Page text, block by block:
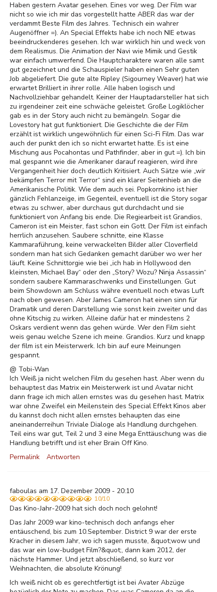
Haben gestern Avatar gesehen. Eines vor weg. Der Film war
nicht so wie ich mir das vorgestellt hatte ABER das war der
verdammt Beste Film des Jahres. Technisch ein wahrer
Augenöffner =). An Special Effekts habe ich noch NIE etwas
beeindruckenderes gesehen. Ich war wirklich hin und weck von
dem Realismus. Die Animation der Navi wie Mimik und Gestik
war einfach umwerfend. Die Hauptcharaktere waren alle samt
gut gezeichnet und die Schauspieler haben einen Sehr guten
Job abgeliefert. Die gute alte Ripley (Sigourney Weaver) hat wie
erwartet Brilliert in ihrer rolle. Alle haben logisch und
Nachvollziehbar gehandelt. Keiner der Hauptadarsteller hat sich
zu irgendeiner zeit eine schwäche geleistet. Große Logiklöcher
gab es in der Story auch nicht zu bemängeln. Sogar die
Lovestory hat gut funktioniert. Die Geschichte die der Film
erzählt ist wirklich ungewöhnlich für einen Sci-Fi Film. Das war
auch der punkt den ich so nicht erwartet hatte. Es ist eine
Mischung aus Pocahontas und Pathfinder, aber in gut =). Ich bin
mal gespannt wie die Amerikaner darauf reagieren, wird ihre
Vergangenheit hier doch deutlich Kritisiert. Auch Sätze wie „wir
bekämpfen Terror mit Terror“ sind ein klarer Seitenhieb an die
Amerikanische Politik. Wie dem auch sei. Popkornkino ist hier
gänzlich Fehlanzeige, im Gegenteil, eventuell ist die Story sogar
etwas zu schwer, aber durchaus gut durchdacht und sie
funktioniert von Anfang bis ende. Die Regiearbeit ist Grandios,
Cameron ist ein Meister, fast schon ein Gott. Der Film ist einfach
herrlich anzusehen. Saubere schnitte, eine Klasse
Kammaraführung, keine verwackelten Bilder aller Cloverfield
sondern man hat sich Gedanken gemacht darüber wo wer her
läuft. Keine Schnittorgie wie bei „ich hab in Hollywood den
kleinsten, Michael Bay“ oder den „Story? Wozu? Ninja Assassin“
sondern saubere Kammaraschwenks und Einstellungen. Gut
beim Showdown am Schluss währe eventuell noch etwas Luft
nach oben gewesen. Aber James Cameron hat einen sinn für
Dramatik und deren Darstellung wie sonst kein zweiter und das
ohne Kitschig zu wirken. Alleine dafür hat er mindestens 2
Oskars verdient wenn das gehen würde. Wer den Film sieht
weis genau welche Szene ich meine. Grandios. Kurz und knapp
der film ist ein Meisterwerk. Ich bin auf eure Meinungen
gespannt.
@ Tobi-Wan
Ich Weiß ja nicht welchen Film du gesehen hast. Aber wenn du
behauptest das Matrix ein Meisterwerk ist und Avatar nicht
dann frage ich mich allen ernstes was du gesehen hast. Matrix
war ohne Zweifel ein Meilenstein des Special Effekt Kinos aber
du kannst doch nicht allen ernstes behaupten das eine
aneinanderreihun Triviale Dialoge als Handlung durchgehen.
Teil eins war gut, Teil 2 und 3 eine Mega Enttäuschung was die
Handlung betrifft und ist eher Brain Off Kino.
Permalink
Antworten
faboulas am 17. Dezember 2009 - 20:10
10/10
Das Kino-Jahr-2009 hat sich doch noch gelohnt!
Das Jahr 2009 war kino-technisch doch anfangs eher
entäuschend, bis zum 10.September. District 9 war der erste
Kracher in diesem Jahr, wo ich sagen musste, &quot;wow und
das war ein low-budget Film?&quot;, dann kam 2012, der
nächste Hammer. Und jetzt abschließend, so kurz vor
Weihnachten, die absolute Krönung!
Ich weiß nicht ob es gerechtfertigt ist bei Avater Abzüge